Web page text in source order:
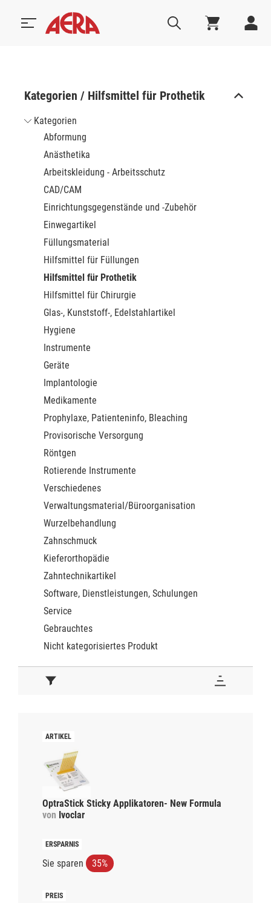
Kategorien / Hilfsmittel für Prothetik
Kategorien
Abformung
Anästhetika
Arbeitskleidung - Arbeitsschutz
CAD/CAM
Einrichtungsgegenstände und -Zubehör
Einwegartikel
Füllungsmaterial
Hilfsmittel für Füllungen
Hilfsmittel für Prothetik
Hilfsmittel für Chirurgie
Glas-, Kunststoff-, Edelstahlartikel
Hygiene
Instrumente
Geräte
Implantologie
Medikamente
Prophylaxe, Patienteninfo, Bleaching
Provisorische Versorgung
Röntgen
Rotierende Instrumente
Verschiedenes
Verwaltungsmaterial/Büroorganisation
Wurzelbehandlung
Zahnschmuck
Kieferorthopädie
Zahntechnikartikel
Software, Dienstleistungen, Schulungen
Service
Gebrauchtes
Nicht kategorisiertes Produkt
OptraStick Sticky Applikatoren- New Formula
von Ivoclar
Sie sparen 35%